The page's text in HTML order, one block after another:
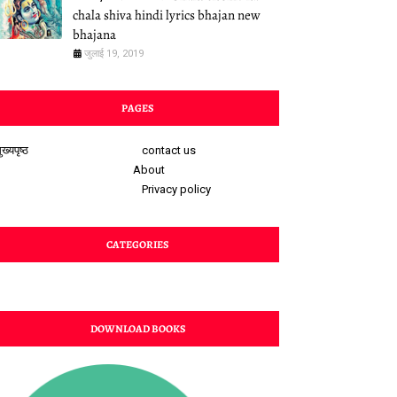
chala shiva hindi lyrics bhajan new
bhajana
जुलाई 19, 2019
PAGES
contact us
About
Privacy policy
CATEGORIES
DOWNLOAD BOOKS